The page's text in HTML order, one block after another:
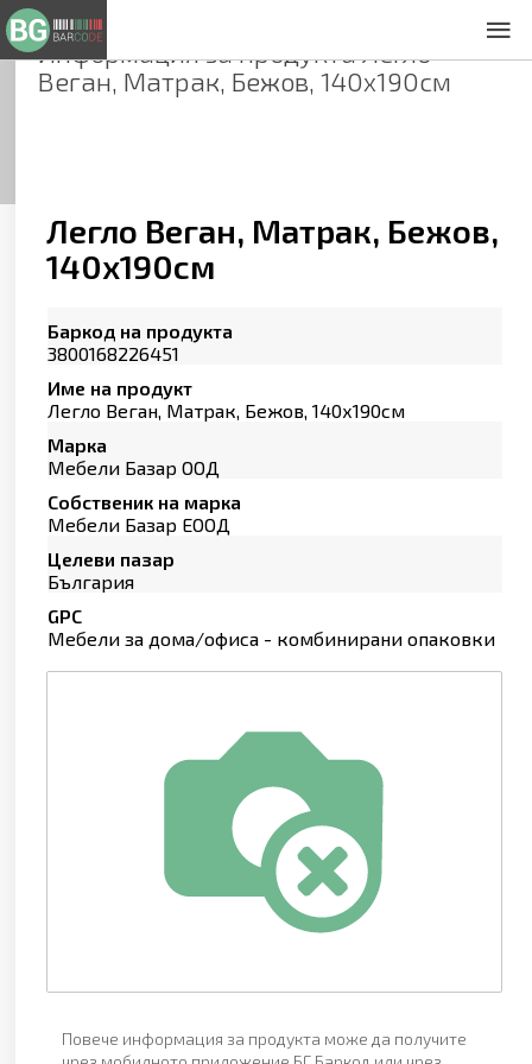
Информация за продуктаЛегло
Веган, Матрак, Бежов, 140х190см
Легло Веган, Матрак, Бежов,
140х190см
Баркод на продукта
3800168226451
Име на продукт
Легло Веган, Матрак, Бежов, 140х190см
Марка
Мебели Базар ООД
Собственик на марка
Мебели Базар ЕООД
Целеви пазар
България
GPC
Мебели за дома/офиса - комбинирани опаковки
Повече информация за продукта може да получите
Общи условия